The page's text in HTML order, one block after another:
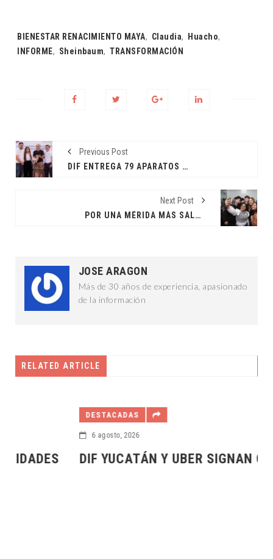
Tags:
BIENESTAR RENACIMIENTO MAYA, Claudia, Huacho,
INFORME, Sheinbaum, TRANSFORMACIÓN
Previous Post
DIF ENTREGA 79 APARATOS FUNCIONALES
Next Post
POR UNA MÉRIDA MÁS SALUDABLE
JOSE ARAGON
Más de 30 años de experiencia, apasionado
de la información
RELATED ARTICLE
DIF YUCATÁN Y UBER SIGNAN CONVENIO